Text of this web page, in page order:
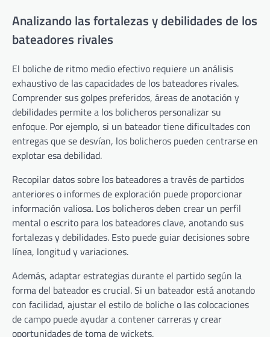
Analizando las fortalezas y debilidades de los
bateadores rivales
El boliche de ritmo medio efectivo requiere un análisis
exhaustivo de las capacidades de los bateadores rivales.
Comprender sus golpes preferidos, áreas de anotación y
debilidades permite a los bolicheros personalizar su
enfoque. Por ejemplo, si un bateador tiene dificultades con
entregas que se desvían, los bolicheros pueden centrarse en
explotar esa debilidad.
Recopilar datos sobre los bateadores a través de partidos
anteriores o informes de exploración puede proporcionar
información valiosa. Los bolicheros deben crear un perfil
mental o escrito para los bateadores clave, anotando sus
fortalezas y debilidades. Esto puede guiar decisiones sobre
línea, longitud y variaciones.
Además, adaptar estrategias durante el partido según la
forma del bateador es crucial. Si un bateador está anotando
con facilidad, ajustar el estilo de boliche o las colocaciones
de campo puede ayudar a contener carreras y crear
oportunidades de toma de wickets.